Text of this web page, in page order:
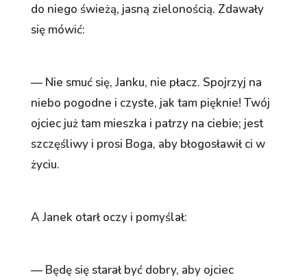
do niego świeżą, jasną zielonością. Zdawały
się mówić:
— Nie smuć się, Janku, nie płacz. Spojrzyj na
niebo pogodne i czyste, jak tam pięknie! Twój
ojciec już tam mieszka i patrzy na ciebie; jest
szczęśliwy i prosi Boga, aby błogosławił ci w
życiu.
A Janek otarł oczy i pomyślał:
— Będę się starał być dobry, aby ojciec